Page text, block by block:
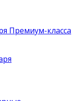
Премиум-класса